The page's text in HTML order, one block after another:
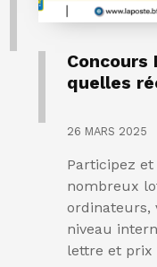
Concours
quelles
26 MARS 2025
Participez
nombreux
ordinateurs,
niveau
lettre et